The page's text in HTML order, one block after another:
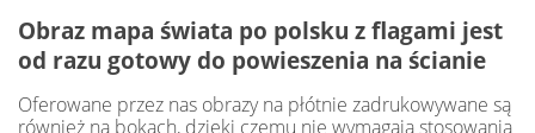
Obraz mapa świata po polsku z flagami jest
od razu gotowy do powieszenia na ścianie
Oferowane przez nas obrazy na płótnie zadrukowywane są
również na bokach, dzięki czemu nie wymagają stosowania